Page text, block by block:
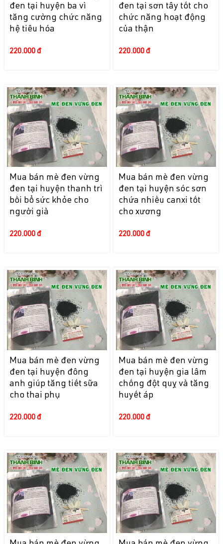
đen tại huyện ba vì
tăng cường chức năng
hệ tiêu hóa
220.000 đ
đen tại sơn tây tốt cho
chức năng hoạt động
của thận
220.000 đ
Mua bán mè đen vừng
đen tại huyện thanh trì
bồi bổ sức khỏe cho
người già
220.000 đ
Mua bán mè đen vừng
đen tại huyện sóc sơn
chứa nhiều canxi tốt
cho xương
220.000 đ
Mua bán mè đen vừng
đen tại huyện đông
anh giúp tăng tiết sữa
cho thai phụ
220.000 đ
Mua bán mè đen vừng
đen tại huyện gia lâm
chống đột quỵ và tăng
huyết áp
220.000 đ